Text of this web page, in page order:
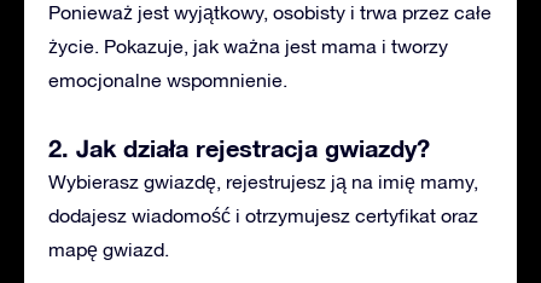
Ponieważ jest wyjątkowy, osobisty i trwa przez całe
życie. Pokazuje, jak ważna jest mama i tworzy
emocjonalne wspomnienie.
2. Jak działa rejestracja gwiazdy?
Wybierasz gwiazdę, rejestrujesz ją na imię mamy,
dodajesz wiadomość i otrzymujesz certyfikat oraz
mapę gwiazd.